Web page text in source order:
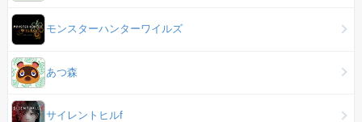
モンスターハンターワイルズ
あつ森
サイレントヒルf